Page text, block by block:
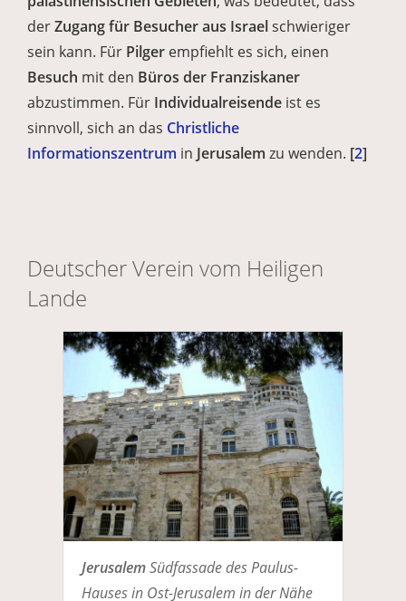
derZugang für Besucher aus Israelschwieriger
sein kann. Für Pilger empfiehlt es sich, einen
Besuch mit den Büros der Franziskaner
abzustimmen. Für Individualreisende ist es
sinnvoll, sich an das Christliche
Informationszentrum in Jerusalem zu wenden. [2]
Deutscher Verein vom Heiligen
Lande
JerusalemSüdfassade des Paulus-
Hauses in Ost-Jerusalem in der Nähe